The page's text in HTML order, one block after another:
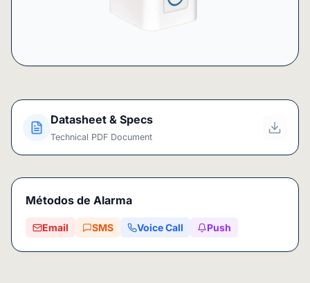
Datasheet & Specs
Technical PDF Document
Métodos de Alarma
Email SMS Voice Call Push